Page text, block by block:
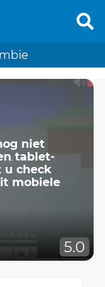
niet
tablet-
u check
mobiele
5.0